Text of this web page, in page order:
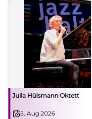
Julia Hülsmann Oktett
5. Aug 2026